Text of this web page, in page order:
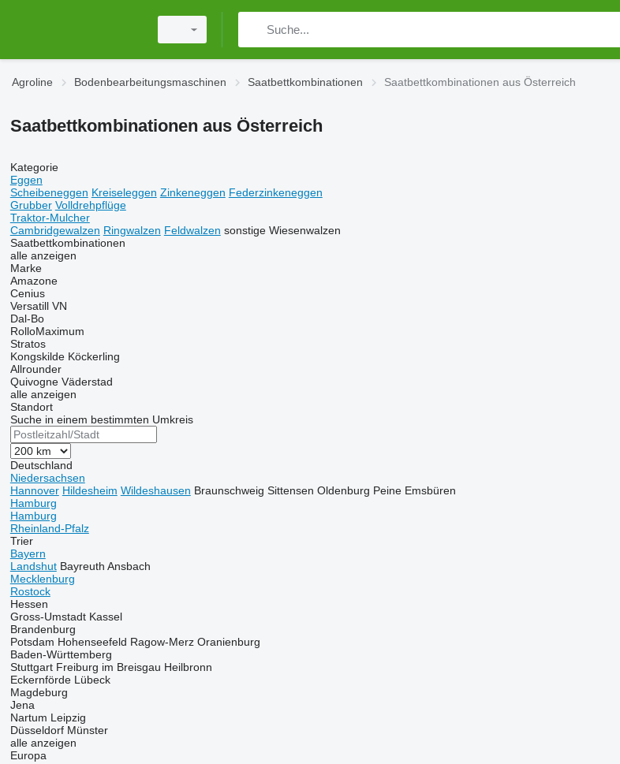
Agroline Bodenbearbeitungsmaschinen Saatbettkombinationen Saatbettkombinationen aus Österreich
Saatbettkombinationen aus Österreich
Kategorie
Eggen
Scheibeneggen Kreiseleggen Zinkeneggen Federzinkeneggen
Grubber Volldrehpflüge
Traktor-Mulcher
Cambridgewalzen Ringwalzen Feldwalzen sonstige Wiesenwalzen
Saatbettkombinationen
alle anzeigen
Marke
Amazone
Cenius
Versatill VN
Dal-Bo
RolloMaximum
Stratos
Kongskilde Köckerling
Allrounder
Quivogne Väderstad
alle anzeigen
Standort
Suche in einem bestimmten Umkreis
Deutschland
Niedersachsen
Hannover Hildesheim Wildeshausen Braunschweig Sittensen Oldenburg Peine Emsbüren
Hamburg
Hamburg
Rheinland-Pfalz
Trier
Bayern
Landshut Bayreuth Ansbach
Mecklenburg
Rostock
Hessen
Gross-Umstadt Kassel
Brandenburg
Potsdam Hohenseefeld Ragow-Merz Oranienburg
Baden-Württemberg
Stuttgart Freiburg im Breisgau Heilbronn
Eckernförde Lübeck
Magdeburg
Jena
Nartum Leipzig
Düsseldorf Münster
alle anzeigen
Europa